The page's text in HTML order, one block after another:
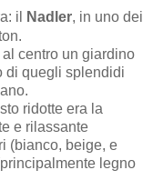
il Nadler, in uno dei
centro un giardino
di quegli splendidi
ridotte era la
e rilassante
(bianco, beige, e
legno